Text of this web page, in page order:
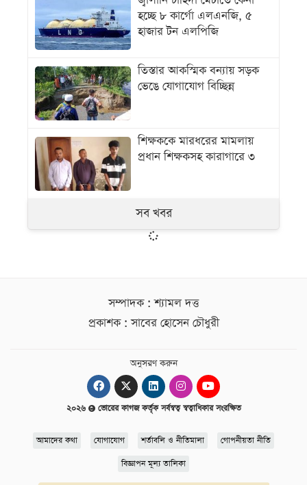
হচ্ছে ৮ কার্গো এলএনজি, ৫
হাজার টন এলপিজি
তিস্তার আকস্মিক বন্যায় সড়ক
ভেঙে যোগাযোগ বিচ্ছিন্ন
শিক্ষককে মারধরের মামলায়
প্রধান শিক্ষকসহ কারাগারে ৩
সব খবর
সম্পাদক : শ্যামল দত্ত
প্রকাশক : সাবের হোসেন চৌধুরী
অনুসরণ করুন
২০২৬ ভোরের কাগজ কর্তৃক সর্বস্বত্ব স্বত্বাধিকার সংরক্ষিত
আমাদের কথা যোগাযোগ শর্তাবলি ও নীতিমালা গোপনীয়তা নীতি
বিজ্ঞাপন মূল্য তালিকা